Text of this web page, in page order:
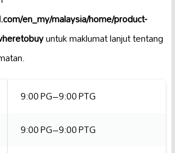
en_my/malaysia/home/product-
untuk maklumat lanjut tentang
9:00 PG–9:00 PTG
9:00 PG–9:00 PTG